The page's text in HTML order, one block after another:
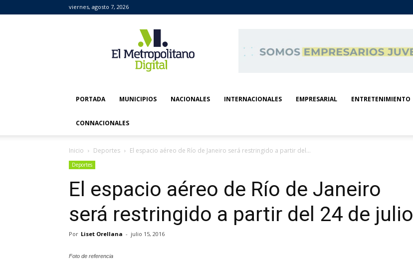
viernes, agosto 7, 2026
Metropolitano
Digital
PORTADA MUNICIPIOS NACIONALES INTERNACIONALES EMPRESARIAL ENTRETENIMIENTO
CONNACIONALES
Inicio Deportes El espacio aéreo de Río de Janeiro será restringido a partir del...
Deportes
El espacio aéreo de Río de Janeiro
será restringido a partir del 24 de julio
Por Liset Orellana - julio 15, 2016
Foto de referencia